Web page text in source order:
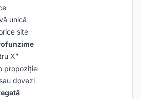
unică
site
X”
propoziție
dovezi